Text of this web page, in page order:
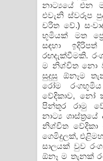
නාට්‍යයේ එන
එවැනි ස්වරූප
චරිත වේ.)
භූමියක් මත
සඳහා
රඟදැක්වීමකි.
ම නිශ්චිත නො
සුදුසු ඕනෑම
රෝම
වේදිකාව, නෝ
පින්තූර රාමු
නාට්‍ය
නිශ්චිත
ගෙමිදුලක්,
සාලයක් වුව
ඕනෑ ම තැනක්